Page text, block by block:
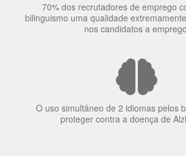
70% dos recrutadores de emprego
bilinguismo uma qualidade
nos candidatos a
O uso simultâneo de 2 idiomas pelos
proteger contra a doença de